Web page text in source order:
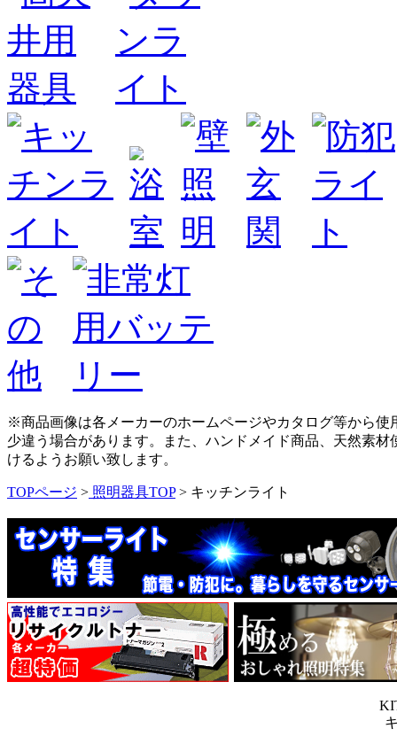
※商品画像は各メーカーのホームページやカタログ等から
少違う場合があります。また、ハンドメイド商品、天然素
けるようお願い致します。
TOPページ > 照明器具TOP> キッチンライト